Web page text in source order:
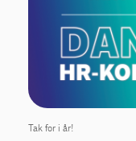
Tak for i år!